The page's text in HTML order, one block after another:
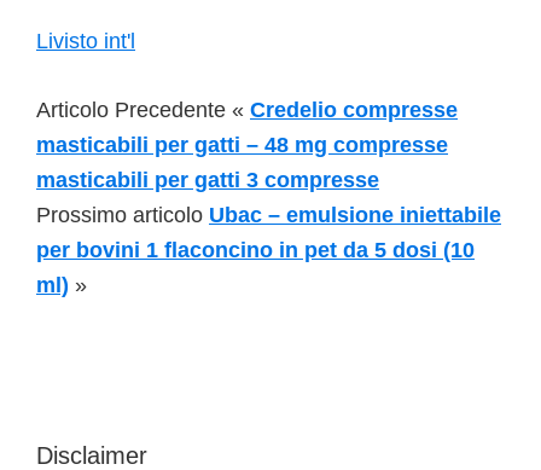
Livisto int'l
Articolo Precedente « Credelio compresse
masticabili per gatti – 48 mg compresse
masticabili per gatti 3 compresse
Prossimo articolo Ubac – emulsione iniettabile
per bovini 1 flaconcino in pet da 5 dosi (10
ml) »
Disclaimer